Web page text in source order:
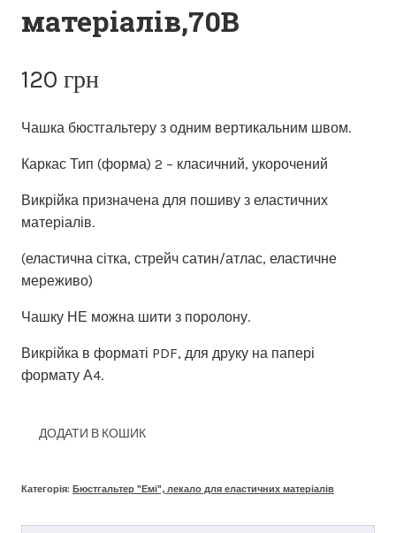
матеріалів,70В
120 грн
Чашка бюстгальтеру з одним вертикальним швом.
Каркас Тип (форма) 2 – класичний, укорочений
Викрійка призначена для пошиву з еластичних
матеріалів.
(еластична сітка, стрейч сатин/атлас, еластичне
мереживо)
Чашку НЕ можна шити з поролону.
Викрійка в форматі PDF, для друку на папері
формату А4.
ДОДАТИ В КОШИК
Категорія: Бюстгальтер "Емі", лекало для еластичних матеріалів